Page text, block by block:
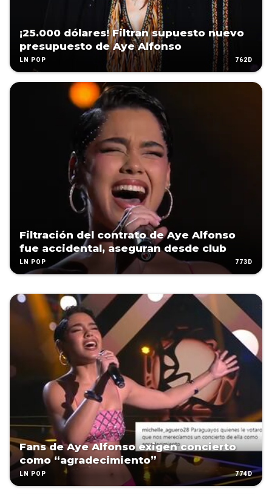
¡25.000 dólares! Filtran supuesto nuevo
presupuesto de Aye Alfonso
LN POP 762D
Filtración del contrato de Aye Alfonso
fue accidental, aseguran desde club
LN POP 773D
Fans de Aye Alfonso exigen concierto
como “agradecimiento”
LN POP 774D